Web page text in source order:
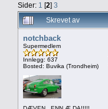
Sider: 1 [2] 3
Skrevet av
notchback
Supermedlem
Innlegg: 637
Bosted: Buvika (Trondheim)